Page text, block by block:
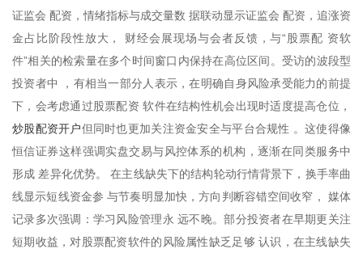
证监会 配资，情绪指标与成交量数 据联动显示证监会 配资，追涨资
金占比阶段性放大， 财经会展现场与会者反馈，与“股票配 资软
件”相关的检索量在多个时间窗口内保持在高位区间。受访的波段型
投资者中 ，有相当一部分人表示，在明确自身风险承受能力的前提
下，会考虑通过股票配资 软件在结构性机会出现时适度提高仓位，
炒股配资开户但同时也更加关注资金安全与平台合规性 。这使得像
恒信证券这样强调实盘交易与风控体系的机构，逐渐在同类服务中
形成 差异化优势。 在主线缺失下的结构轮动行情背景下，换手率曲
线显示短线资金参 与节奏明显加快，方向判断容错空间收窄， 媒体
记录多次强调：学习风险管理永 远不晚。部分投资者在早期更关注
短期收益，对股票配资软件的风险属性缺乏足够 认识，在主线缺失